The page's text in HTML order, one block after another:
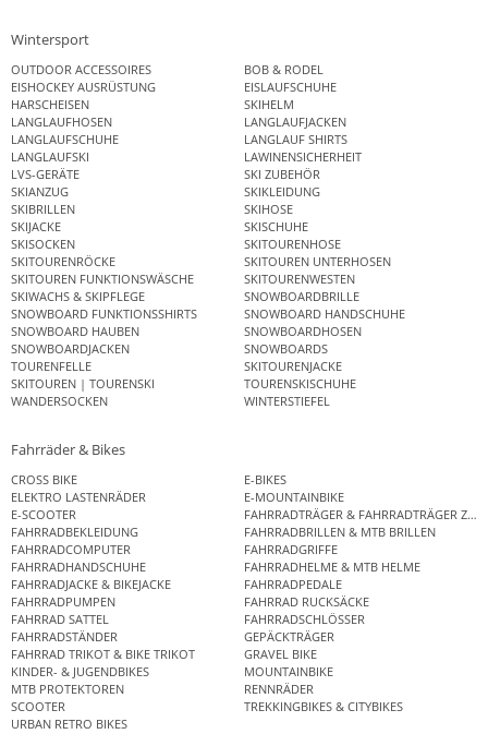
Wintersport
OUTDOOR ACCESSOIRES
BOB & RODEL
EISHOCKEY AUSRÜSTUNG
EISLAUFSCHUHE
HARSCHEISEN
SKIHELM
LANGLAUFHOSEN
LANGLAUFJACKEN
LANGLAUFSCHUHE
LANGLAUF SHIRTS
LANGLAUFSKI
LAWINENSICHERHEIT
LVS-GERÄTE
SKI ZUBEHÖR
SKIANZUG
SKIKLEIDUNG
SKIBRILLEN
SKIHOSE
SKIJACKE
SKISCHUHE
SKISOCKEN
SKITOURENHOSE
SKITOURENRÖCKE
SKITOUREN UNTERHOSEN
SKITOUREN FUNKTIONSWÄSCHE
SKITOURENWESTEN
SKIWACHS & SKIPFLEGE
SNOWBOARDBRILLE
SNOWBOARD FUNKTIONSSHIRTS
SNOWBOARD HANDSCHUHE
SNOWBOARD HAUBEN
SNOWBOARDHOSEN
SNOWBOARDJACKEN
SNOWBOARDS
TOURENFELLE
SKITOURENJACKE
SKITOUREN | TOURENSKI
TOURENSKISCHUHE
WANDERSOCKEN
WINTERSTIEFEL
Fahrräder & Bikes
CROSS BIKE
E-BIKES
ELEKTRO LASTENRÄDER
E-MOUNTAINBIKE
E-SCOOTER
FAHRRADTRÄGER & FAHRRADTRÄGER
FAHRRADBEKLEIDUNG
FAHRRADBRILLEN & MTB BRILLEN
FAHRRADCOMPUTER
FAHRRADGRIFFE
FAHRRADHANDSCHUHE
FAHRRADHELME & MTB HELME
FAHRRADJACKE & BIKEJACKE
FAHRRADPEDALE
FAHRRADPUMPEN
FAHRRAD RUCKSÄCKE
FAHRRAD SATTEL
FAHRRADSCHLÖSSER
FAHRRADSTÄNDER
GEPÄCKTRÄGER
FAHRRAD TRIKOT & BIKE TRIKOT
GRAVEL BIKE
KINDER- & JUGENDBIKES
MOUNTAINBIKE
MTB PROTEKTOREN
RENNRÄDER
SCOOTER
TREKKINGBIKES & CITYBIKES
URBAN RETRO BIKES